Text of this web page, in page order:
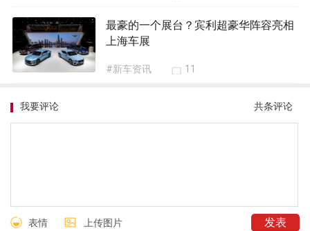
最豪的一个展台？宾利超豪华阵容亮相
上海车展
#新车资讯 11
共条评论
我要评论
表情 上传图片